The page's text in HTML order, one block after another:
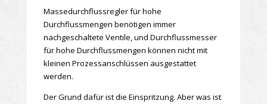
Massedurchflussregler für hohe
Durchflussmengen benötigen immer
nachgeschaltete Ventile, und Durchflussmesser
für hohe Durchflussmengen können nicht mit
kleinen Prozessanschlüssen ausgestattet
werden.
Der Grund dafür ist die Einspritzung. Aber was ist